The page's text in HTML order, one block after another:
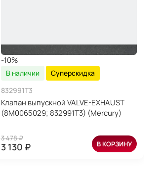
-10%
В наличии
Суперскидка
832991T3
Клапан выпускной VALVE-EXHAUST
(8M0065029; 832991T3) (Mercury)
3 478 ₽
3 130 ₽ В КОРЗИНУ